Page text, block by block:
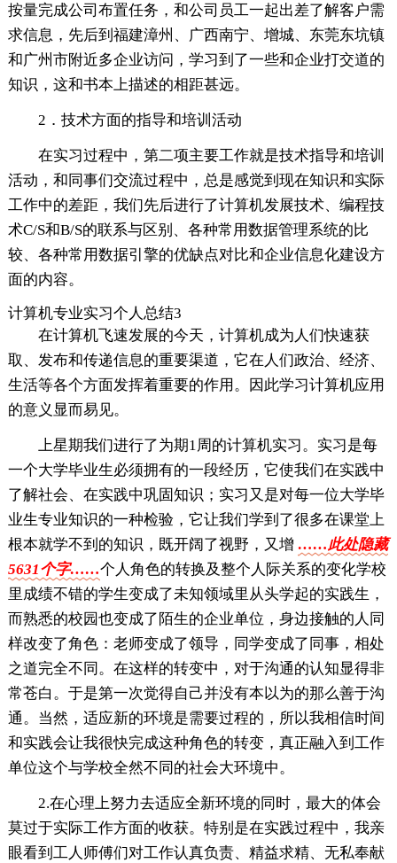
按量完成公司布置任务，和公司员工一起出差了解客户需
求信息，先后到福建漳州、广西南宁、增城、东莞东坑镇
和广州市附近多企业访问，学习到了一些和企业打交道的
知识，这和书本上描述的相距甚远。
2．技术方面的指导和培训活动
在实习过程中，第二项主要工作就是技术指导和培训
活动，和同事们交流过程中，总是感觉到现在知识和实际
工作中的差距，我们先后进行了计算机发展技术、编程技
术C/S和B/S的联系与区别、各种常用数据管理系统的比
较、各种常用数据引擎的优缺点对比和企业信息化建设方
面的内容。
计算机专业实习个人总结3
在计算机飞速发展的今天，计算机成为人们快速获
取、发布和传递信息的重要渠道，它在人们政治、经济、
生活等各个方面发挥着重要的作用。因此学习计算机应用
的意义显而易见。
上星期我们进行了为期1周的计算机实习。实习是每
一个大学毕业生必须拥有的一段经历，它使我们在实践中
了解社会、在实践中巩固知识；实习又是对每一位大学毕
业生专业知识的一种检验，它让我们学到了很多在课堂上
根本就学不到的知识，既开阔了视野，又增 ……此处隐藏
5631个字……个人角色的转换及整个人际关系的变化学校
里成绩不错的学生变成了未知领域里从头学起的实践生，
而熟悉的校园也变成了陌生的企业单位，身边接触的人同
样改变了角色：老师变成了领导，同学变成了同事，相处
之道完全不同。在这样的转变中，对于沟通的认知显得非
常苍白。于是第一次觉得自己并没有本以为的那么善于沟
通。当然，适应新的环境是需要过程的，所以我相信时间
和实践会让我很快完成这种角色的转变，真正融入到工作
单位这个与学校全然不同的社会大环境中。
2.在心理上努力去适应全新环境的同时，最大的体会
莫过于实际工作方面的收获。特别是在实践过程中，我亲
眼看到工人师傅们对工作认真负责、精益求精、无私奉献